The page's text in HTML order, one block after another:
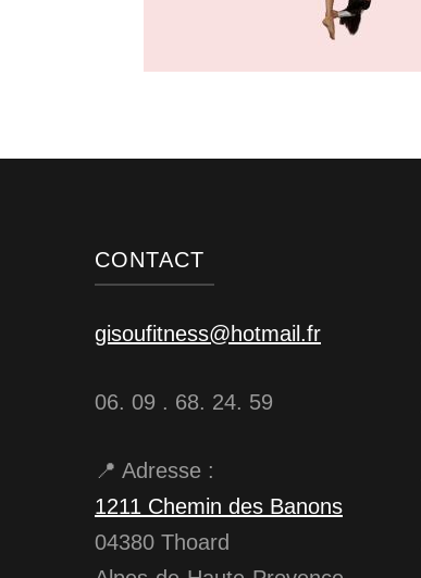
CONTACT
gisoufitness@hotmail.fr
06. 09 . 68. 24. 59
📍 Adresse :
1211 Chemin des Banons
04380 Thoard